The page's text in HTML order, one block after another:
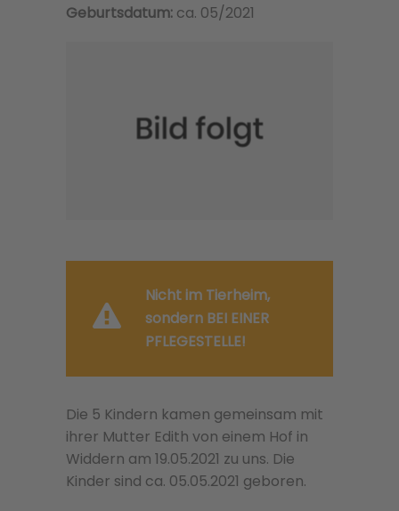
Geburtsdatum: ca. 05/2021
Nicht im Tierheim,
sondern BEI EINER
PFLEGESTELLE!
Die 5 Kindern kamen gemeinsam mit
ihrer Mutter Edith von einem Hof in
Widdern am 19.05.2021 zu uns. Die
Kinder sind ca. 05.05.2021 geboren.